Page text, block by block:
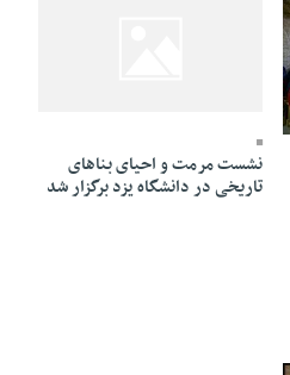
نشست مرمت و احیای بناهای
تاریخی در دانشگاه یزد برگزار شد